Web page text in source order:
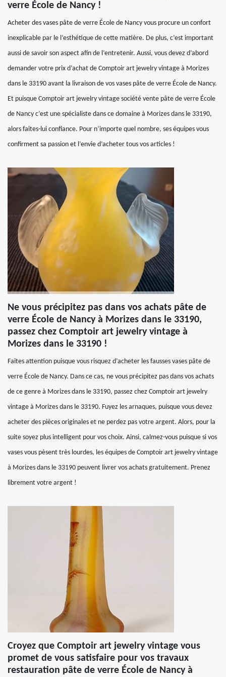
verre École de Nancy !
Acheter des vases pâte de verre École de Nancy vous procure un confort
inexplicable par le l’esthétique de cette matière. De plus, c’est important
aussi de savoir son aspect afin de l’entretenir. Aussi, vous devez d’abord
demander votre prix d’achat de Comptoir art jewelry vintage à Morizes
dans le 33190 avant la livraison de vos vases pâte de verre École de Nancy.
Et puisque Comptoir art jewelry vintage société vente pâte de verre École
de Nancy c’est une spécialiste dans ce domaine à Morizes dans le 33190,
alors faites-lui confiance. Pour n’importe quel nombre, ses équipes vous
confirment sa passion et l’envie d’acheter tous vos articles !
Ne vous précipitez pas dans vos achats pâte de
verre École de Nancy à Morizes dans le 33190,
passez chez Comptoir art jewelry vintage à
Morizes dans le 33190 !
Faites attention puisque vous risquez d’acheter les fausses vases pâte de
verre École de Nancy. Dans ce cas, ne vous précipitez pas dans vos achats
de ce genre à Morizes dans le 33190, passez chez Comptoir art jewelry
vintage à Morizes dans le 33190. Fuyez les arnaques, puisque vous devez
acheter des pièces originales et ne perdez pas votre argent. Alors, pour la
suite soyez plus intelligent pour vos choix. Ainsi, calmez-vous puisque si vos
vases vous pèsent très lourdes, les équipes de Comptoir art jewelry vintage
à Morizes dans le 33190 peuvent livrer vos achats gratuitement. Prenez
librement votre argent !
Croyez que Comptoir art jewelry vintage vous
promet de vous satisfaire pour vos travaux
restauration pâte de verre École de Nancy à